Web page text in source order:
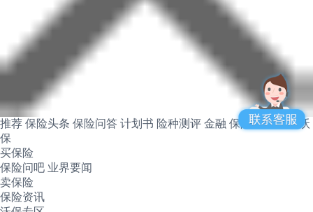
推荐 保险头条 保险问答 计划书 险种测评 金融 保险产品 关于沃
保
买保险
保险问吧 业界要闻
卖保险
保险资讯